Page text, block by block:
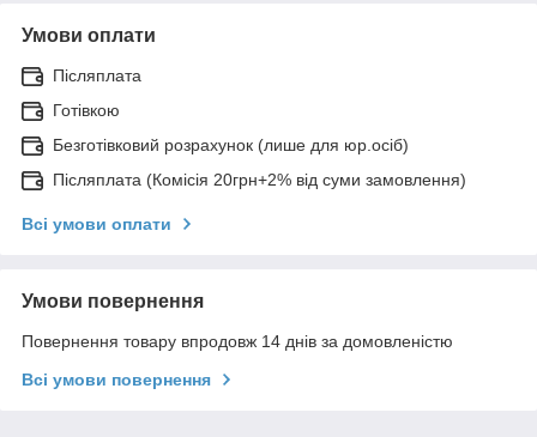
Умови оплати
Післяплата
Готівкою
Безготівковий розрахунок (лише для юр.осіб)
Післяплата (Комісія 20грн+2% від суми замовлення)
Всі умови оплати
Умови повернення
Повернення товару впродовж 14 днів за домовленістю
Всі умови повернення